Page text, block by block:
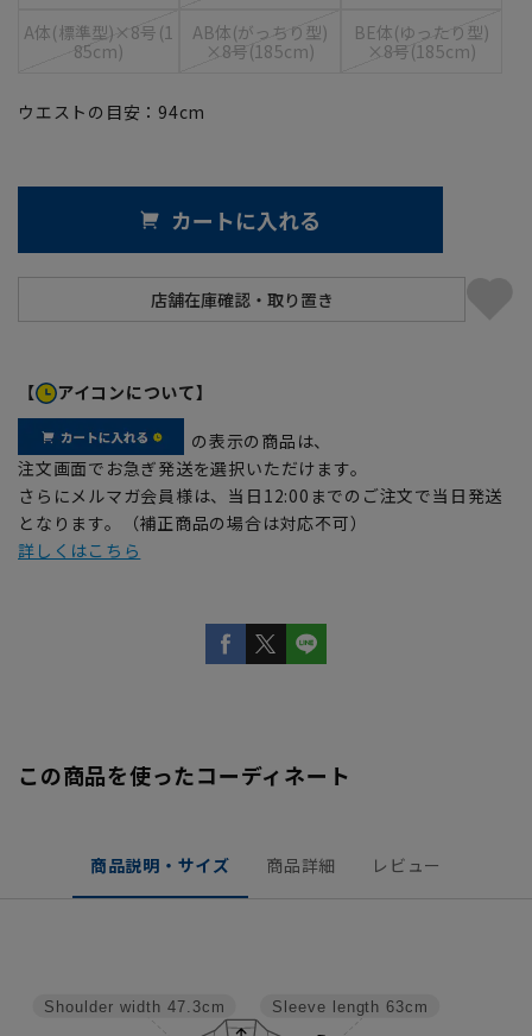
A体(標準型)×8号(1
85cm)
AB体(がっちり型)
×8号(185cm)
BE体(ゆったり型)
×8号(185cm)
ウエストの目安： 94cm
カートに入れる
【 アイコンについて】
の表示の商品は、
注文画面でお急ぎ発送を選択いただけます。
さらにメルマガ会員様は、当日12:00までのご注文で当日発送
となります。（補正商品の場合は対応不可）
詳しくはこちら
この商品を使ったコーディネート
商品説明・サイズ 商品詳細 レビュー
Sleeve length 63cm
Shoulder width 47.3cm